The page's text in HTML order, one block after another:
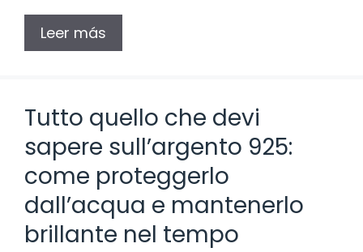
Leer más
Tutto quello che devi
sapere sull’argento 925:
come proteggerlo
dall’acqua e mantenerlo
brillante nel tempo